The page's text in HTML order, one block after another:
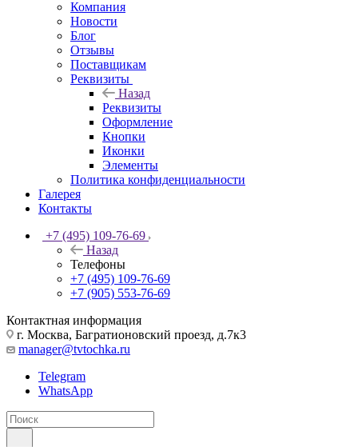
Компания
Новости
Блог
Отзывы
Поставщикам
Реквизиты
Назад
Реквизиты
Оформление
Кнопки
Иконки
Элементы
Политика конфиденциальности
Галерея
Контакты
+7 (495) 109-76-69
Назад
Телефоны
+7 (495) 109-76-69
+7 (905) 553-76-69
Контактная информация
г. Москва, Багратионовский проезд, д.7к3
manager@tvtochka.ru
Telegram
WhatsApp